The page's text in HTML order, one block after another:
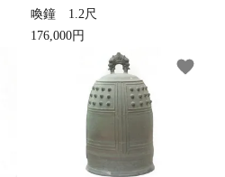
喚鐘 1.2尺
176,000円
favorite